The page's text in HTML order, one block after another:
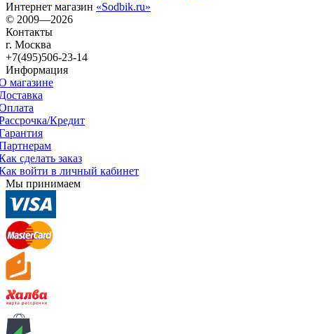
Интернет магазин «Sodbik.ru»
© 2009—2026
Контакты
г. Москва
+7(495)506-23-14
Информация
магазине
Кредит
сделать заказ
войти в личный кабинет
Мы принимаем